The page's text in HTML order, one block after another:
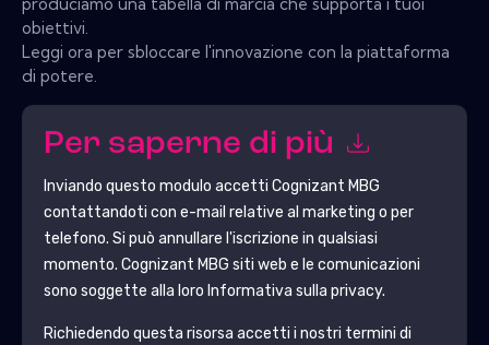
obiettivi.
Leggi ora per sbloccare l'innovazione con la piattaforma
di potere.
Per saperne di più
Inviando questo modulo accetti Cognizant MBG
contattandoti con e-mail relative al marketing o per
telefono. Si può annullare l'iscrizione in qualsiasi
momento. Cognizant MBG siti web e le comunicazioni
sono soggette alla loro Informativa sulla privacy.
Richiedendo questa risorsa accetti i nostri termini di